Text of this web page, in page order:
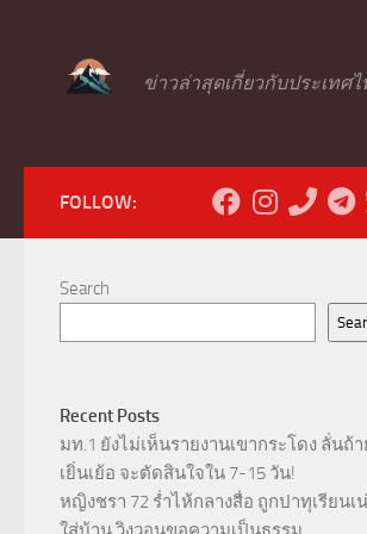
ข่าวล่าสุดเกี่ยวกับประเทศไ
FOLLOW:
Search
Recent Posts
มท.1 ยังไม่เห็นรายงานเขากระโดง ลั่นถ้า
เยิ่นเย้อ จะตัดสินใจใน 7-15 วัน!
หญิงชรา 72 ร่ำไห้กลางสื่อ ถูกปาทุเรียนเ